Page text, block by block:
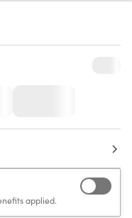
applied.